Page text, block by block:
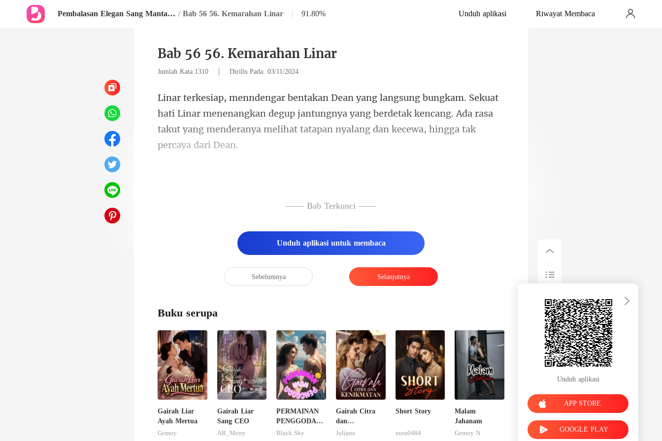
Pembalasan Elegan Sang Mantan Istri / Bab 56 56. Kemarahan Linar | 91.80% Unduh aplikasi Riwayat Membaca
Bab 56 56. Kemarahan Linar
Jumlah Kata:1310 | Dirilis Pada: 03/11/2024
Linar menenangkan degup jantungnya yang berdetak kencang. Ada rasa
takut yan
—— Bab Terkunci ——
Unduh aplikasi untuk membaca
Sebelumnya Selanjutnya
Buku serupa
Gairah Liar
Ayah Mertua
Gemoy
Gairah Liar
Sang CEO
AR_Merry
PERMAINAN
PENGGODA
IMAN
Black Sky
Gairah Citra
dan
Kenikmatan
Juliana
Short Story
nura0484
Malam
Jahanam
Gemoy N
Unduh aplikasi
APP STORE
GOOGLE PLAY